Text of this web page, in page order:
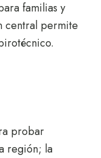
familias y
central permite
probar
región; la